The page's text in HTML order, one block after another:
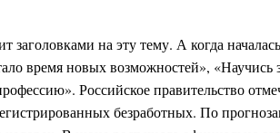
заголовками на эту тему. А когда
время новых возможностей», «Научись
Российское правительство
безработных. По